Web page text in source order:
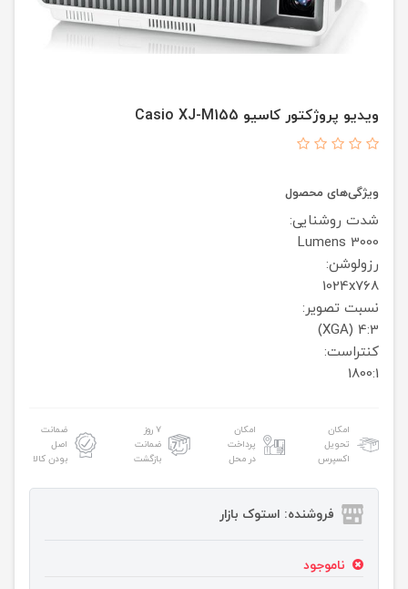
ویدیو پروژکتور کاسیو Casio XJ-M155
ویژگی‌های محصول
شدت روشنایی:
3000 Lumens
رزولوشن:
1024x768
نسبت تصویر:
4:3 (XGA)
کنتراست:
1800:1
امکان
تحویل
اکسپرس
امکان
پرداخت
در محل
۷ روز
ضمانت
بازگشت
ضمانت
اصل
بودن کالا
فروشنده: استوک بازار
ناموجود